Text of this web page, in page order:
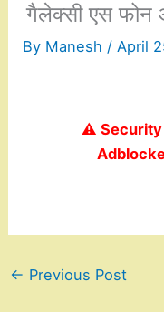
गैलेक्सी एस फोन
By Manesh /April
⚠️ Security
← Previous Post